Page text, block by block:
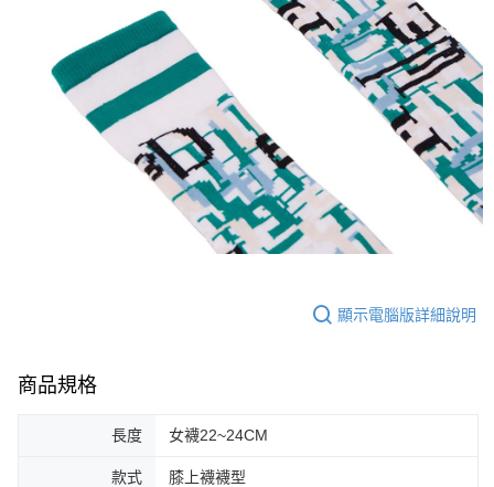
顯示電腦版詳細說明
商品規格
長度 女襪22~24CM
款式 膝上襪襪型